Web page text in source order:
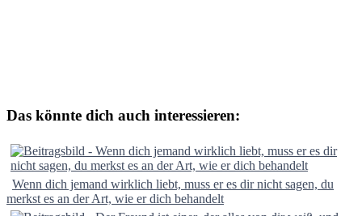
Das könnte dich auch interessieren:
Wenn dich jemand wirklich liebt, muss er es dir nicht sagen, du
merkst es an der Art, wie er dich behandelt